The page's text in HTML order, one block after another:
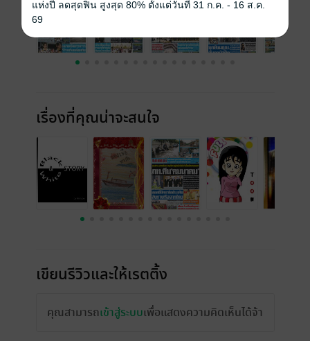
เรื่องที่คุณน่าจะสนใจ
เขียนรีวิวและให้เรตติ้ง
คุณสามารถเข้าสู่ระบบเพื่อแสดงความคิดเห็นได้จ้า
แห่งปี ลดสุดฟิน สูงสุด 80% ตั้งแต่วันที่ 31 ก.ค. - 16 ส.ค.
69